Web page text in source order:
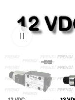
Click para